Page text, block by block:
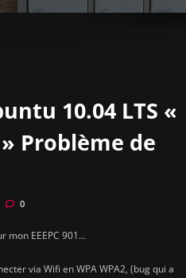
10.04 LTS «
Problème de
0
mon EEEPC 901…
via Wifi en WPA WPA2, (bug qui a